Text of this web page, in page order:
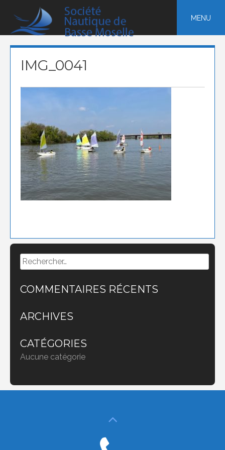
content
MENU
IMG_0041
Rechercher :
COMMENTAIRES RÉCENTS
ARCHIVES
CATÉGORIES
Aucune catégorie